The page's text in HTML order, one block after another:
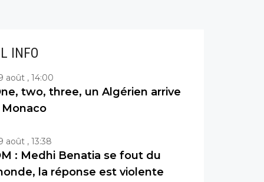
INFO
août , 14:00
two, three, un Algérien arrive
Monaco
août , 13:38
: Medhi Benatia se fout du
la réponse est violente